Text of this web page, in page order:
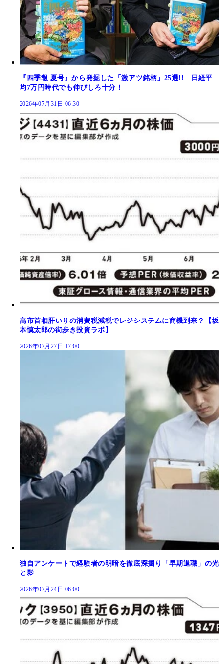
『四季報 夏号』から発掘した「激アツ銘柄」25選!! 日経平
均7万円時代でも伸びしろ十分！
2026年07月31日 06:30
高市首相肝いりの消費税減税でレジシステムに商機到来？【坂
本慎太郎の街歩き投資ラボ】
2026年07月27日 17:00
独自アンケートで経験者の明暗を徹底深掘り「早期退職」の光
と影
2026年07月24日 06:00